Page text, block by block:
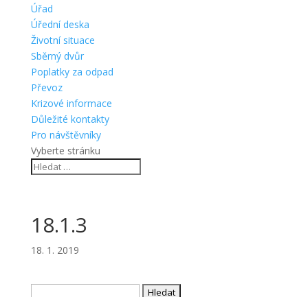
Úřad
Úřední deska
Životní situace
Sběrný dvůr
Poplatky za odpad
Převoz
Krizové informace
Důležité kontakty
Pro návštěvníky
Vyberte stránku
18.1.3
18. 1. 2019